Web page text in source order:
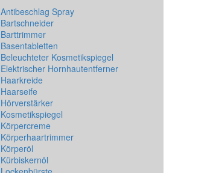
Antibeschlag Spray
Bartschneider
Barttrimmer
Basentabletten
Beleuchteter Kosmetikspiegel
Elektrischer Hornhautentferner
Haarkreide
Haarseife
Hörverstärker
Kosmetikspiegel
Körpercreme
Körperhaartrimmer
Körperöl
Kürbiskernöl